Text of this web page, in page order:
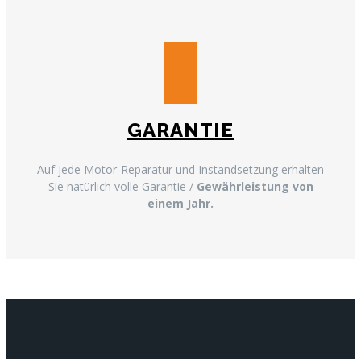
GARANTIE
Auf jede Motor-Reparatur und Instandsetzung erhalten
Sie natürlich volle Garantie / Gewährleistung von
einem Jahr.